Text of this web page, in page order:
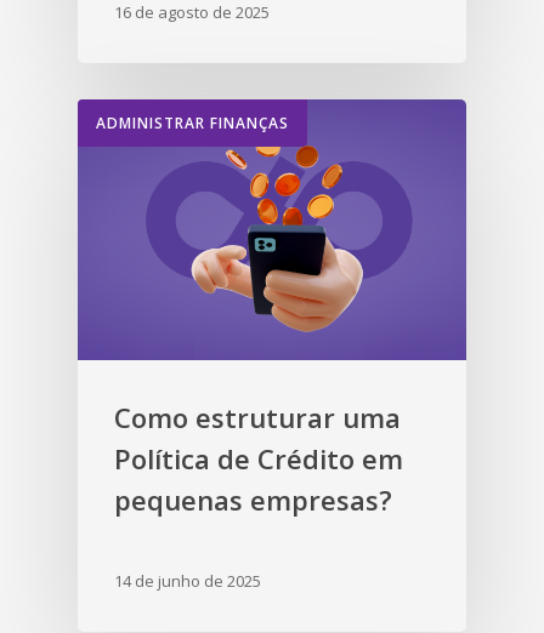
16 de agosto de 2025
ADMINISTRAR FINANÇAS
Como estruturar uma
Política de Crédito em
pequenas empresas?
14 de junho de 2025